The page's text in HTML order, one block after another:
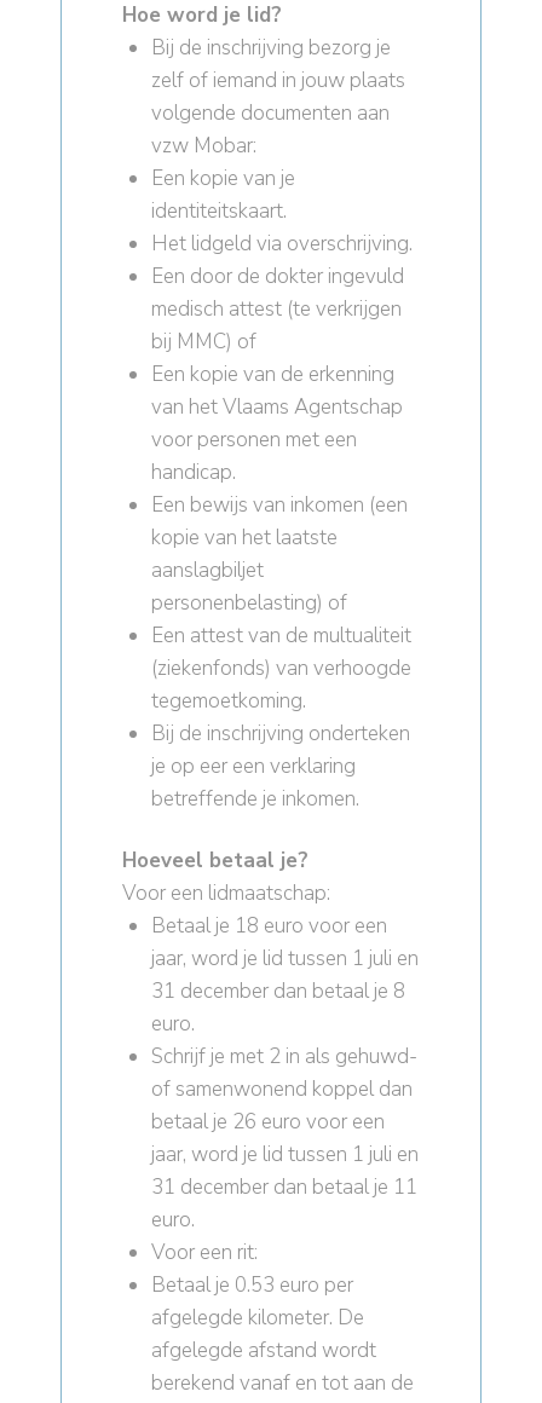
Hoe word je lid?
Bij de inschrijving bezorg je
zelf of iemand in jouw plaats
volgende documenten aan
vzw Mobar:
Een kopie van je
identiteitskaart.
Het lidgeld via overschrijving.
Een door de dokter ingevuld
medisch attest (te verkrijgen
bij MMC) of
Een kopie van de erkenning
van het Vlaams Agentschap
voor personen met een
handicap.
Een bewijs van inkomen (een
kopie van het laatste
aanslagbiljet
personenbelasting) of
Een attest van de multualiteit
(ziekenfonds) van verhoogde
tegemoetkoming.
Bij de inschrijving onderteken
je op eer een verklaring
betreffende je inkomen.
Hoeveel betaal je?
Voor een lidmaatschap:
Betaal je 18 euro voor een
jaar, word je lid tussen 1 juli en
31 december dan betaal je 8
euro.
Schrijf je met 2 in als gehuwd-
of samenwonend koppel dan
betaal je 26 euro voor een
jaar, word je lid tussen 1 juli en
31 december dan betaal je 11
euro.
Voor een rit:
Betaal je 0.53 euro per
afgelegde kilometer. De
afgelegde afstand wordt
berekend vanaf en tot aan de